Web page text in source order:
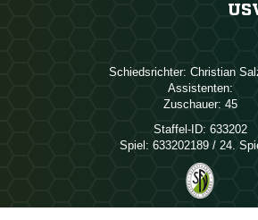
Schiedsrichter: 
Assistenten:
Zuschauer: 45
Staffel-ID: 633202
Spiel: 633202189 / 24.